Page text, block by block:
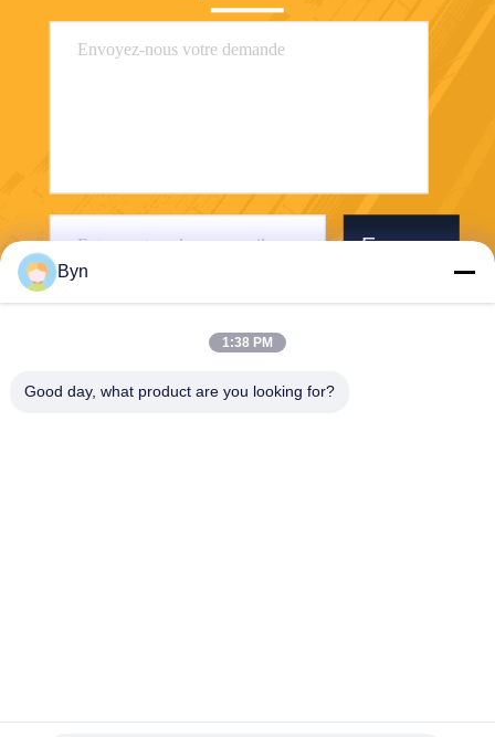
Envoyer
Byn
1:38 PM
Good day, what product are you looking for?